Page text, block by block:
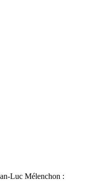
Luc Mélenchon :